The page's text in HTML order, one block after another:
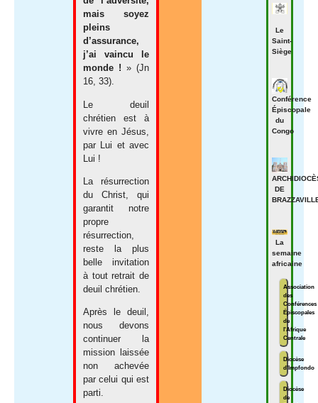
mais soyez
pleins
d’assurance,
j’ai vaincu le
monde ! » (Jn
16, 33).
Le deuil
chrétien est à
vivre en Jésus,
par Lui et avec
Lui !
La résurrection
du Christ, qui
garantit notre
propre
résurrection,
reste la plus
belle invitation
à tout retrait de
deuil chrétien.
Après le deuil,
nous devons
continuer la
mission laissée
non achevée
par celui qui est
parti.
Le
Saint-
Siège
Conférence
Épiscopale
du
Congo
DE
La
semaine
africaine
Association
des
Conférences
Épiscopales
de
l'Afrique
Centrale
Diocèse
d'Impfondo
Diocèse
de